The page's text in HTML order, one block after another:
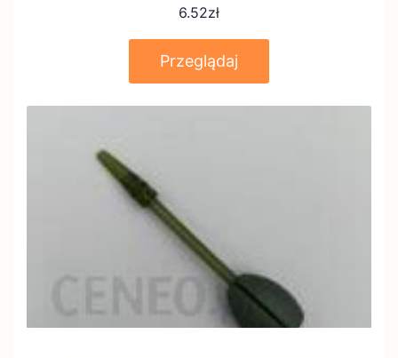
6.52zł
Przeglądaj